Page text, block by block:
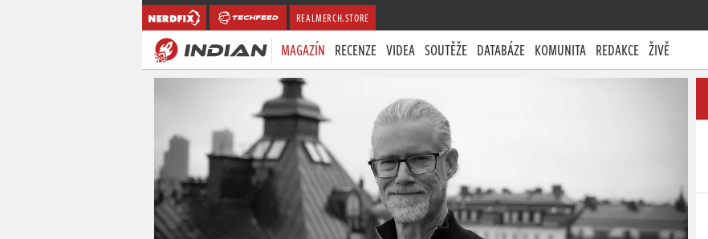
REALMERCH.STORE
MAGAZÍN RECENZE VIDEA SOUTĚŽE DATABÁZE KOMUNITA REDAKCE ŽIVĚ